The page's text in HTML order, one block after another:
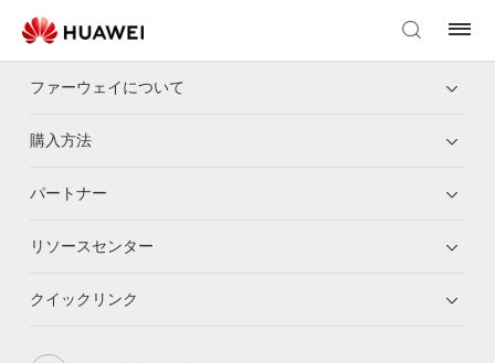
ファーウェイについて
購入方法
パートナー
リソースセンター
クイックリンク